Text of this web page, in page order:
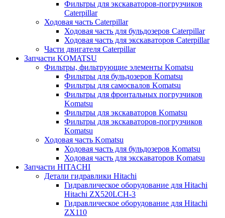
Фильтры для экскаваторов-погрузчиков
Caterpillar
Ходовая часть Caterpillar
Ходовая часть для бульдозеров Caterpillar
Ходовая часть для экскаваторов Caterpillar
Части двигателя Caterpillar
Запчасти KOMATSU
Фильтры, фильтрующие элементы Komatsu
Фильтры для бульдозеров Komatsu
Фильтры для самосвалов Komatsu
Фильтры для фронтальных погрузчиков
Komatsu
Фильтры для экскаваторов Komatsu
Фильтры для экскаваторов-погрузчиков
Komatsu
Ходовая часть Komatsu
Ходовая часть для бульдозеров Komatsu
Ходовая часть для экскаваторов Komatsu
Запчасти HITACHI
Детали гидравлики Hitachi
Гидравлическое оборудование для Hitachi
Hitachi ZX520LCH-3
Гидравлическое оборудование для Hitachi
ZX110